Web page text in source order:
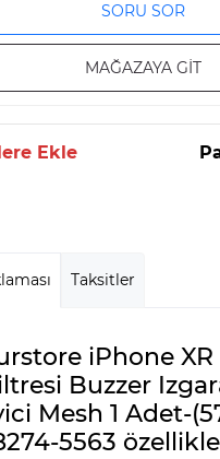
SORU SOR
MAĞAZAYA GİT
Ekle
Taksitler
iPhone XR
Buzzer
Mesh 1 Adet-
5563